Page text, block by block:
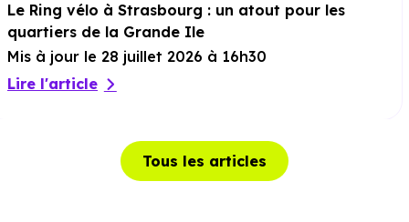
Le Ring vélo à Strasbourg : un atout pour les
quartiers de la Grande Ile
Mis à jour le 28 juillet 2026 à 16h30
Lire l'article
Tous les articles